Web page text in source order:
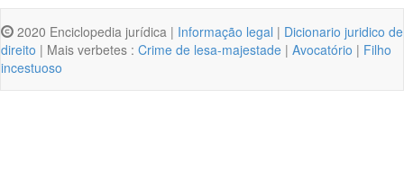
2020 Enciclopedia jurídica | Informação legal | Dicionario juridico de
direito | Mais verbetes : Crime de lesa-majestade | Avocatório | Filho
incestuoso